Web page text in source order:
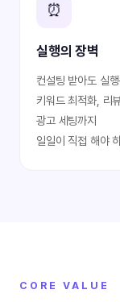
⏰
실행의 장벽
컨설팅 받아도 실
키워드 최적화, 리
광고 세팅까지
일일이 직접 해야
CORE VALUE